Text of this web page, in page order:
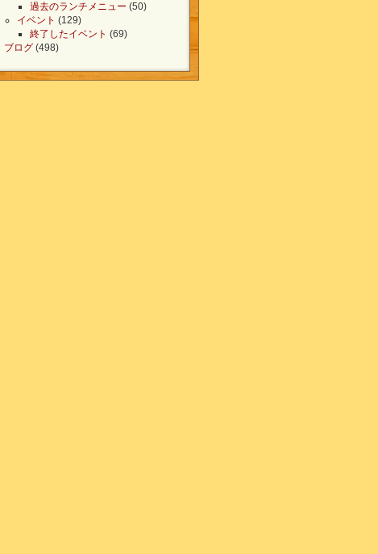
過去のランチメニュー (50)
イベント (129)
終了したイベント (69)
ブログ(498)